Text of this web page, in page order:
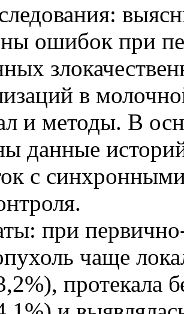
ошибок при
в
и методы. В
данные
с
при
чаще
протекала